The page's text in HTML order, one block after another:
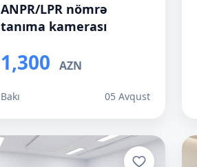
ANPR/LPR nömrə
tanıma kamerası
1,300 AZN
Bakı 05 Avqust